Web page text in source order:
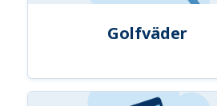
Golfväder